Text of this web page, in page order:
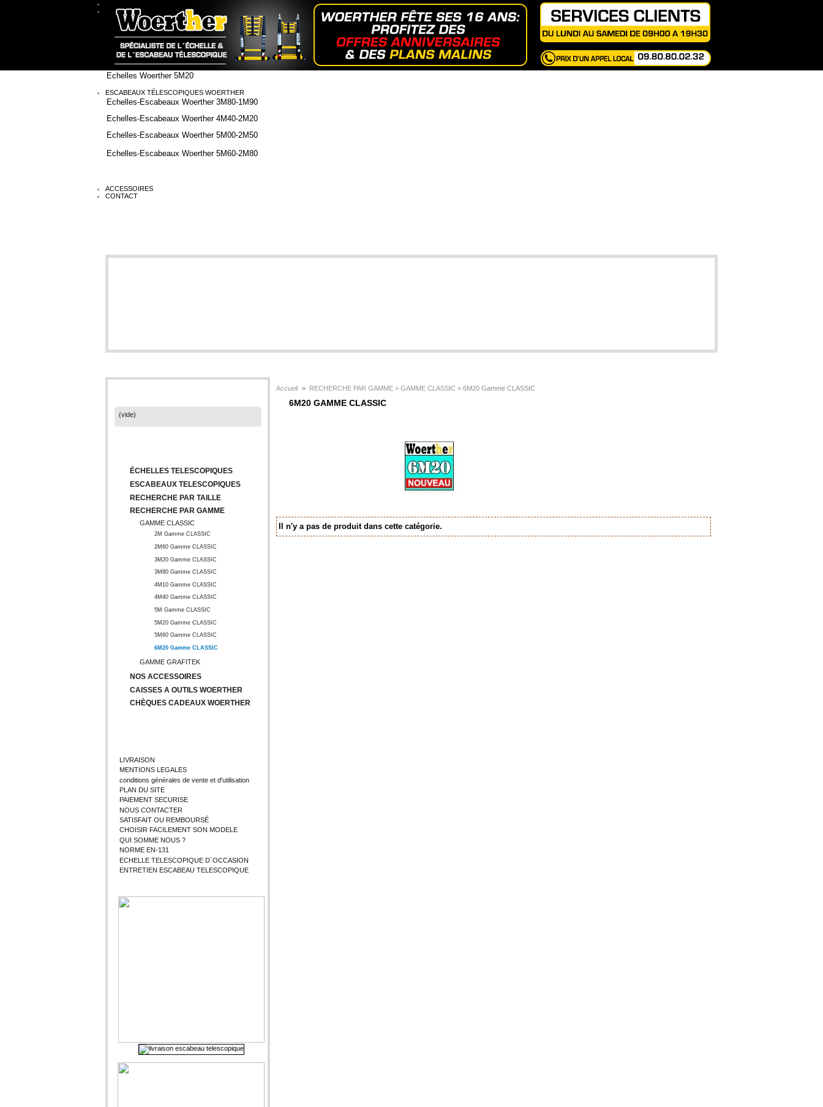
ÉCHELLES TÉLESCOPIQUES WOERTHER
Echelles Woerther 2M
Echelles Woerther 3M80
Echelles Woerther 4M40
Echelles Woerther 5M20
ESCABEAUX TÉLESCOPIQUES WOERTHER
Echelles-Escabeaux Woerther 3M80-1M90
Echelles-Escabeaux Woerther 4M40-2M20
Echelles-Escabeaux Woerther 5M00-2M50
Echelles-Escabeaux Woerther 5M60-2M80
ACCESSOIRES
CONTACT
(vide)
ÉCHELLES TELESCOPIQUES
ESCABEAUX TELESCOPIQUES
RECHERCHE PAR TAILLE
RECHERCHE PAR GAMME
GAMME CLASSIC
2M Gamme CLASSIC
2M60 Gamme CLASSIC
3M20 Gamme CLASSIC
3M80 Gamme CLASSIC
4M10 Gamme CLASSIC
4M40 Gamme CLASSIC
5M Gamme CLASSIC
5M20 Gamme CLASSIC
5M60 Gamme CLASSIC
6M20 Gamme CLASSIC
GAMME GRAFITEK
NOS ACCESSOIRES
CAISSES A OUTILS WOERTHER
CHÈQUES CADEAUX WOERTHER
LIVRAISON
MENTIONS LEGALES
conditions générales de vente et d'utilisation
PLAN DU SITE
PAIEMENT SECURISE
NOUS CONTACTER
SATISFAIT OU REMBOURSÉ
CHOISIR FACILEMENT SON MODELE
QUI SOMME NOUS ?
NORME EN-131
ECHELLE TELESCOPIQUE D´OCCASION
ENTRETIEN ESCABEAU TELESCOPIQUE
Accueil > RECHERCHE PAR GAMME >GAMME CLASSIC> 6M20 Gamme CLASSIC
6M20 GAMME CLASSIC
Il n'y a pas de produit dans cette catégorie.